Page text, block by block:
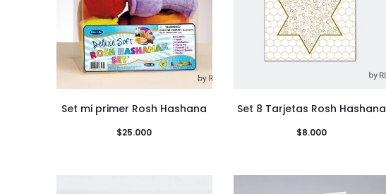
Set mi primer Rosh Hashana
$25.000
Set 8 Tarjetas Rosh Hashana
$8.000